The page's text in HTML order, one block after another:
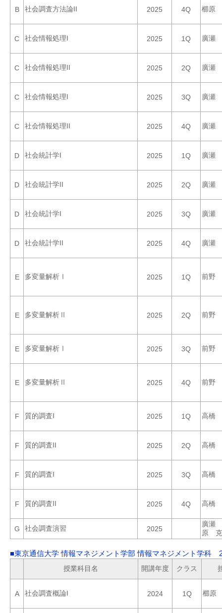
B 社会調査方法論II 2025 4Q 櫛原
C 社会情報処理I 2025 1Q 廣瀬
C 社会情報処理II 2025 2Q 廣瀬
C 社会情報処理I 2025 3Q 廣瀬
C 社会情報処理II 2025 4Q 廣瀬
D 社会統計学I 2025 1Q 廣瀬
D 社会統計学II 2025 2Q 廣瀬
D 社会統計学I 2025 3Q 廣瀬
D 社会統計学II 2025 4Q 廣瀬
E 多変量解析Ⅰ 2025 1Q 前野
E 多変量解析Ⅱ 2025 2Q 前野
E 多変量解析Ⅰ 2025 3Q 前野
E 多変量解析Ⅱ 2025 4Q 前野
F 質的調査I 2025 1Q 高橋
F 質的調査II 2025 2Q 高橋
F 質的調査I 2025 3Q 高橋
F 質的調査II 2025 4Q 高橋
G 社会調査演習 2025
廣瀬
原
■東京通信大学 情報マネジメント学部 情報マネジメント学科
授業科目名 開講年度 クラス
A 社会調査概論I 2024 1Q 櫛原